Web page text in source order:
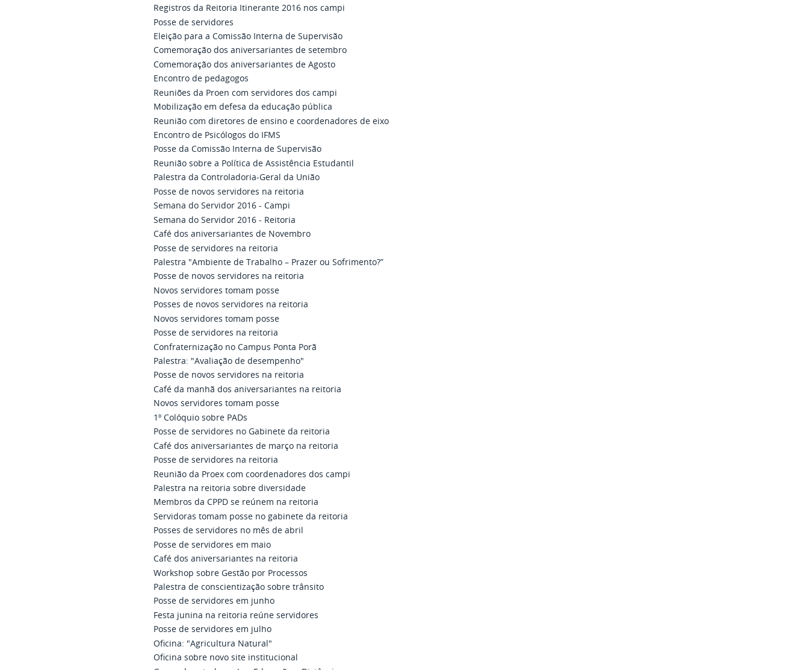
Registros da Reitoria Itinerante 2016 nos campi
Posse de servidores
Eleição para a Comissão Interna de Supervisão
Comemoração dos aniversariantes de setembro
Comemoração dos aniversariantes de Agosto
Encontro de pedagogos
Reuniões da Proen com servidores dos campi
Mobilização em defesa da educação pública
Reunião com diretores de ensino e coordenadores de eixo
Encontro de Psicólogos do IFMS
Posse da Comissão Interna de Supervisão
Reunião sobre a Política de Assistência Estudantil
Palestra da Controladoria-Geral da União
Posse de novos servidores na reitoria
Semana do Servidor 2016 - Campi
Semana do Servidor 2016 - Reitoria
Café dos aniversariantes de Novembro
Posse de servidores na reitoria
Palestra "Ambiente de Trabalho – Prazer ou Sofrimento?”
Posse de novos servidores na reitoria
Novos servidores tomam posse
Posses de novos servidores na reitoria
Novos servidores tomam posse
Posse de servidores na reitoria
Confraternização no Campus Ponta Porã
Palestra: "Avaliação de desempenho"
Posse de novos servidores na reitoria
Café da manhã dos aniversariantes na reitoria
Novos servidores tomam posse
1º Colóquio sobre PADs
Posse de servidores no Gabinete da reitoria
Café dos aniversariantes de março na reitoria
Posse de servidores na reitoria
Reunião da Proex com coordenadores dos campi
Palestra na reitoria sobre diversidade
Membros da CPPD se reúnem na reitoria
Servidoras tomam posse no gabinete da reitoria
Posses de servidores no mês de abril
Posse de servidores em maio
Café dos aniversariantes na reitoria
Workshop sobre Gestão por Processos
Palestra de conscientização sobre trânsito
Posse de servidores em junho
Festa junina na reitoria reúne servidores
Posse de servidores em julho
Oficina: "Agricultura Natural"
Oficina sobre novo site institucional